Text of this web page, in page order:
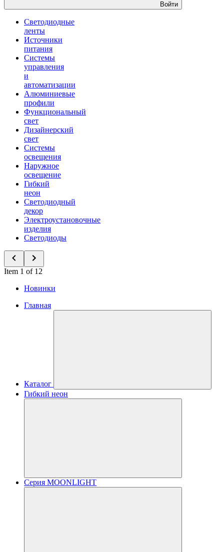
Войти
Светодиодные
ленты
Источники
питания
Системы
управления
и
автоматизации
Алюминиевые
профили
Функциональный
свет
Дизайнерский
свет
Системы
освещения
Наружное
освещение
Гибкий
неон
Светодиодный
декор
Электроустановочные
изделия
Светодиоды
Item 1 of 12
Новинки
Главная
Каталог
Гибкий неон
Серия MOONLIGHT